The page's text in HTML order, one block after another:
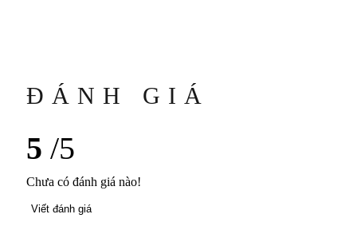
ĐÁNH GIÁ
5 /5
Chưa có đánh giá nào!
Viết đánh giá